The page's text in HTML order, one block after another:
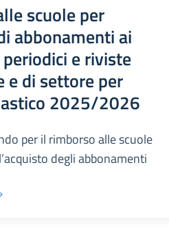
scuole per
abbonamenti ai
e riviste
e di settore per
2025/2026
per il rimborso alle scuole
degli abbonamenti